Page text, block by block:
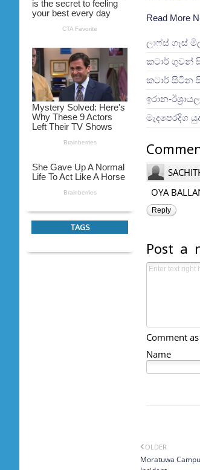
TAGS
Read More
ලාෆ්ස් ගෑස්
කටාර් ගුවන්
කටාර් සිටින
ඉරාන-
මැදපෙරදිග
OYA
Reply
Post a
Comment
Name
OLDER
Moratuwa